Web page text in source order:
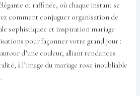
et raffinée, où chaque instant se
comment conjuguer organisation de
sophistiquée et inspiration mariage
pour façonner votre grand jour :
d’une couleur, alliant tendances
à l’image du mariage rose inoubliable